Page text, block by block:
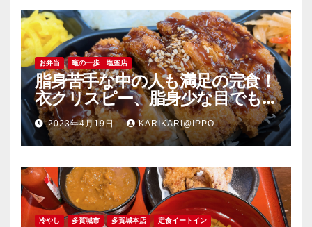
お弁当 竈の一歩 塩釜店
脂身苦手な中の人も満足の完食！
衣クリスピー、脂身少な目でも
旨い豚肉のソーストンカツ弁当
＠竈の一歩塩釜店
2023年4月19日 KARIKARI@IPPO
冷やし 多賀城市 多賀城本店 定食イートイン